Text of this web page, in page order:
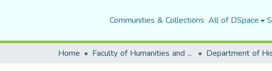
Communities & Collections All of DSpace
Home Faculty of Humanities and Social Sciences Department of